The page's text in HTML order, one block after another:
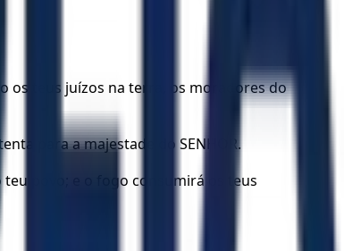
os teus juízos na terra, os moradores do
para a majestade do SENHOR.
teu povo; e o fogo consumirá os teus